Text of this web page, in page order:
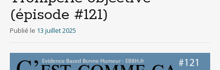
(épisode #121)
Publié le 13 juillet 2025